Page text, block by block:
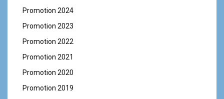
Promotion 2024
Promotion 2023
Promotion 2022
Promotion 2021
Promotion 2020
Promotion 2019